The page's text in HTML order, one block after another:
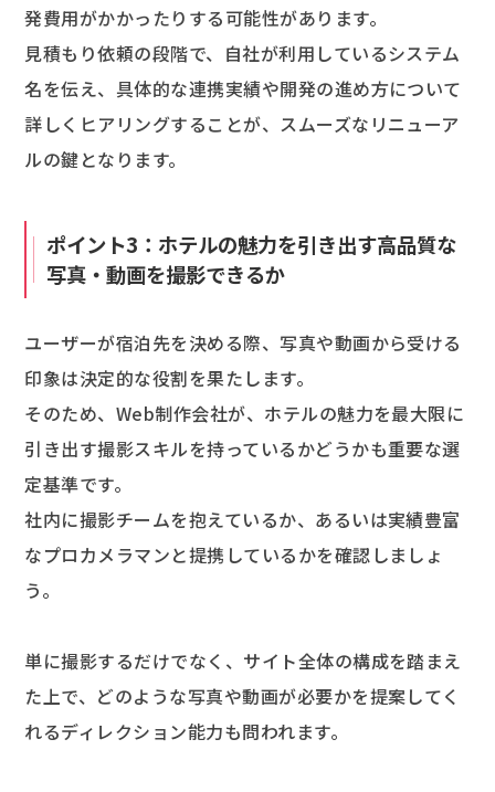
発費用がかかったりする可能性があります。
見積もり依頼の段階で、自社が利用しているシステム
名を伝え、具体的な連携実績や開発の進め方について
詳しくヒアリングすることが、スムーズなリニューア
ルの鍵となります。
ポイント3：ホテルの魅力を引き出す高品質な
写真・動画を撮影できるか
ユーザーが宿泊先を決める際、写真や動画から受ける
印象は決定的な役割を果たします。
そのため、Web制作会社が、ホテルの魅力を最大限に
引き出す撮影スキルを持っているかどうかも重要な選
定基準です。
社内に撮影チームを抱えているか、あるいは実績豊富
なプロカメラマンと提携しているかを確認しましょ
う。
単に撮影するだけでなく、サイト全体の構成を踏まえ
た上で、どのような写真や動画が必要かを提案してく
れるディレクション能力も問われます。